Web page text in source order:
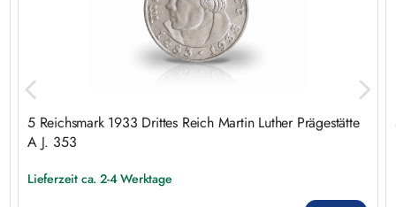
5 Reichsmark 1933 Drittes Reich Martin Luther Prägestätte
A J. 353
Lieferzeit ca. 2-4 Werktage